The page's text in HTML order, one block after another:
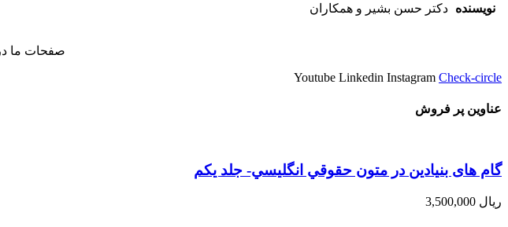
نویسنده دكتر حسن بشير و همكاران
صفحات ما
Youtube Linkedin Instagram Check-circle
عناوین پر فروش
گام های بنیادین در متون حقوقي انگليسي- جلد يكم
ریال